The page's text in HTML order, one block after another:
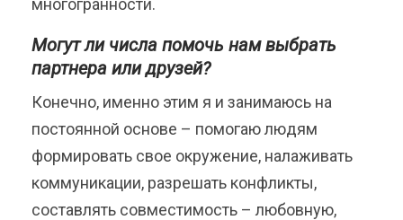
Могут ли числа помочь нам выбрать
партнера или друзей?
Конечно, именно этим я и занимаюсь на
постоянной основе – помогаю людям
формировать свое окружение, налаживать
коммуникации, разрешать конфликты,
составлять совместимость – любовную,